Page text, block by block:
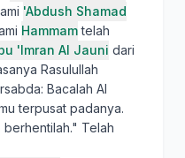
'Abdush Shamad
Hammamtelah
'Imran Al Jauni dari
Rasulullah
Bacalah Al
terpusat padanya.
berhentilah." Telah